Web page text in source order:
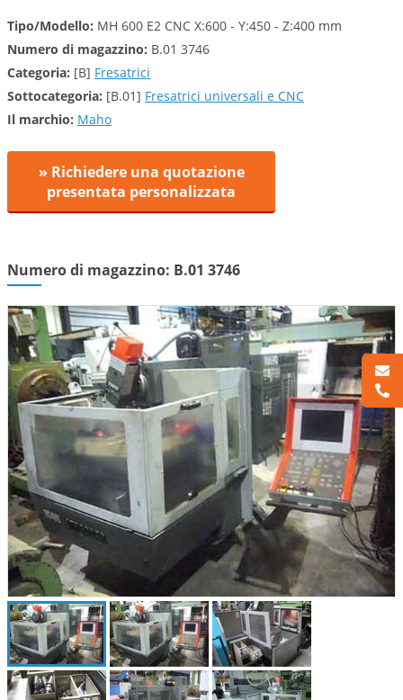
Tipo/Modello: MH 600 E2 CNC X:600 - Y:450 - Z:400 mm
Numero di magazzino: B.01 3746
Categoria: [B] Fresatrici
Sottocategoria: [B.01] Fresatrici universali e CNC
Il marchio: Maho
» Richiedere una quotazione
presentata personalizzata
Numero di magazzino: B.01 3746